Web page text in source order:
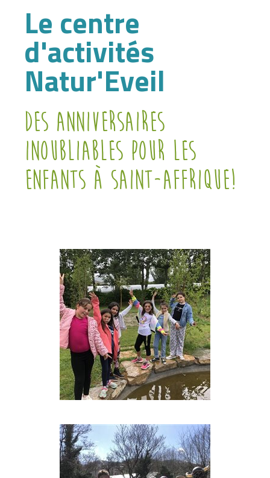
Le centre
d'activités
Natur'Eveil
Des anniversaires
inoubliables pour les
enfants à Saint-Affrique!